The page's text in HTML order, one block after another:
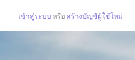
เข้าสู่ระบบ หรือ สร้างบัญชีผู้ใช้ใหม่